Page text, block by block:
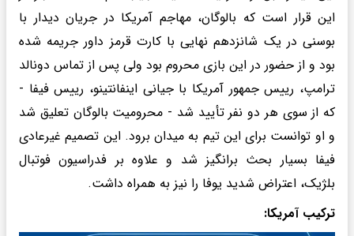
این قرار است که بالوگان، مهاجم آمریکا در جریان دیدار با
بوسنی در یک شانزدهم نهایی با کارت قرمز داور جریمه شده
بود و از حضور در این بازی محروم بود ولی پس از تماس دونالد
ترامپ، رییس جمهور آمریکا با جیانی اینفانتینو، رییس فیفا -
که از سوی هر دو نفر تأیید شد - محرومیت بالوگان تعلیق شد
و او توانست برای این تیم به میدان برود. این تصمیم غیرعادی
فیفا بسیار بحث برانگیز شد و علاوه بر فدراسیون فوتبال
بلژیک، اعتراض شدید یوفا را نیز به همراه داشت.
ترکیب آمریکا: